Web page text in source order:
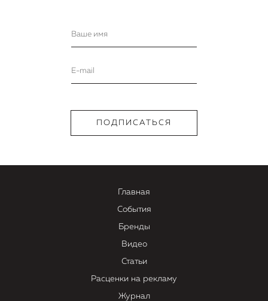
Главная
События
Бренды
Видео
Статьи
Расценки на рекламу
Журнал